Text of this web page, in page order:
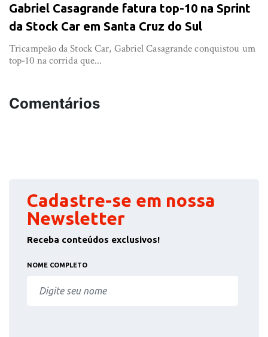
Gabriel Casagrande fatura top-10 na Sprint
da Stock Car em Santa Cruz do Sul
Tricampeão da Stock Car, Gabriel Casagrande conquistou um
top-10 na corrida que...
Comentários
Cadastre-se em nossa
Newsletter
Receba conteúdos exclusivos!
NOME COMPLETO